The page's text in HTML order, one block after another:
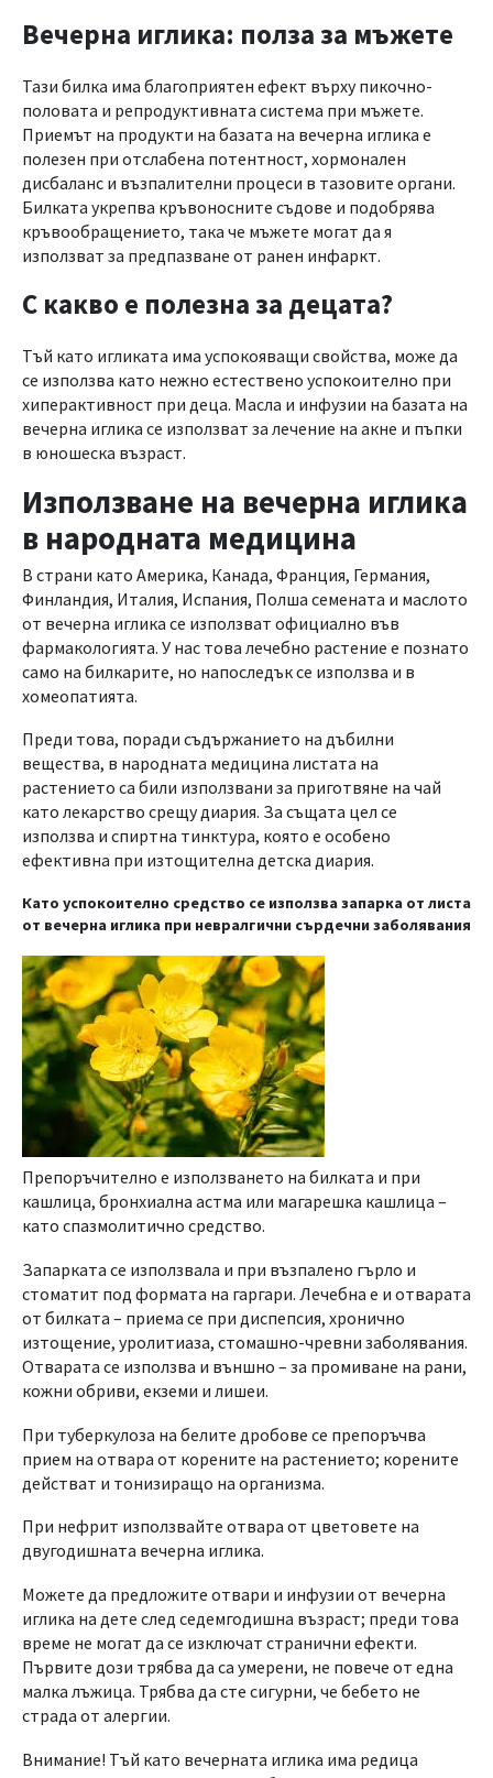
Вечерна иглика: полза за мъжете
Тази билка има благоприятен ефект върху пикочно-
половата и репродуктивната система при мъжете.
Приемът на продукти на базата на вечерна иглика е
полезен при отслабена потентност, хормонален
дисбаланс и възпалителни процеси в тазовите органи.
Билката укрепва кръвоносните съдове и подобрява
кръвообращението, така че мъжете могат да я
използват за предпазване от ранен инфаркт.
С какво е полезна за децата?
Тъй като игликата има успокояващи свойства, може да
се използва като нежно естествено успокоително при
хиперактивност при деца. Масла и инфузии на базата на
вечерна иглика се използват за лечение на акне и пъпки
в юношеска възраст.
Използване на вечерна иглика
в народната медицина
В страни като Америка, Канада, Франция, Германия,
Финландия, Италия, Испания, Полша семената и маслото
от вечерна иглика се използват официално във
фармакологията. У нас това лечебно растение е познато
само на билкарите, но напоследък се използва и в
хомеопатията.
Преди това, поради съдържанието на дъбилни
вещества, в народната медицина листата на
растението са били използвани за приготвяне на чай
като лекарство срещу диария. За същата цел се
използва и спиртна тинктура, която е особено
ефективна при изтощителна детска диария.
Като успокоително средство се използва запарка от листа
от вечерна иглика при невралгични сърдечни заболявания
Препоръчително е използването на билката и при
кашлица, бронхиална астма или магарешка кашлица –
като спазмолитично средство.
Запарката се използвала и при възпалено гърло и
стоматит под формата на гаргари. Лечебна е и отварата
от билката – приема се при диспепсия, хронично
изтощение, уролитиаза, стомашно-чревни заболявания.
Отварата се използва и външно – за промиване на рани,
кожни обриви, екземи и лишеи.
При туберкулоза на белите дробове се препоръчва
прием на отвара от корените на растението; корените
действат и тонизиращо на организма.
При нефрит използвайте отвара от цветовете на
двугодишната вечерна иглика.
Можете да предложите отвари и инфузии от вечерна
иглика на дете след седемгодишна възраст; преди това
време не могат да се изключат странични ефекти.
Първите дози трябва да са умерени, не повече от една
малка лъжица. Трябва да сте сигурни, че бебето не
страда от алергии.
Внимание! Тъй като вечерната иглика има редица